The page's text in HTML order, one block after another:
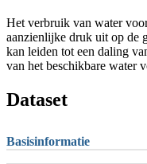
Het verbruik van water
aanzienlijke druk uit op de
kan leiden tot een daling
van het beschikbare water
Dataset
Basisinformatie